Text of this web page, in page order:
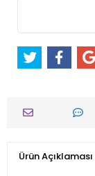
Ürün Açıklaması